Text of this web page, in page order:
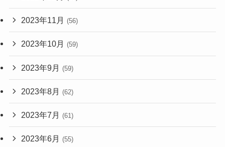
2023年11月 (56)
2023年10月 (59)
2023年9月 (59)
2023年8月 (62)
2023年7月 (61)
2023年6月 (55)